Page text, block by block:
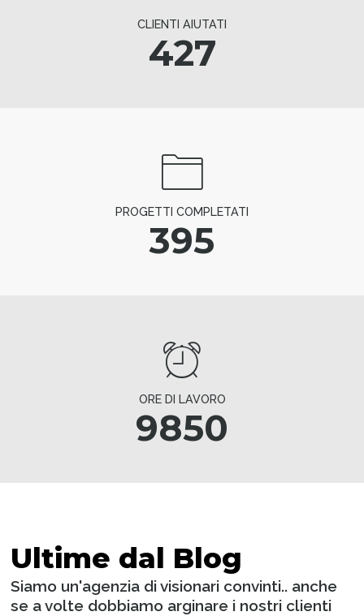
CLIENTI AIUTATI
427
PROGETTI COMPLETATI
395
ORE DI LAVORO
9850
Ultime dal Blog
Siamo un'agenzia di visionari convinti.. anche
se a volte dobbiamo arginare i nostri clienti